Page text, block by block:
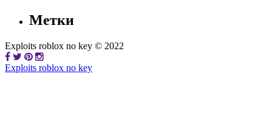
Метки
Exploits roblox no key © 2022
Exploits roblox no key